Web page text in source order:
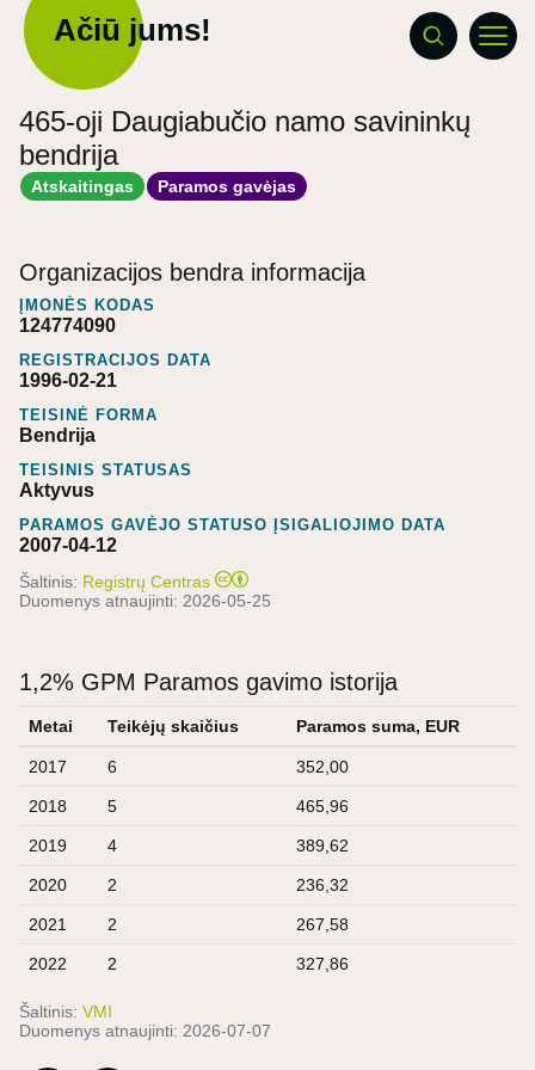
Ačiū jums!
465-oji Daugiabučio namo savininkų
bendrija
Atskaitingas Paramos gavėjas
Organizacijos bendra informacija
ĮMONĖS KODAS
124774090
REGISTRACIJOS DATA
1996-02-21
TEISINĖ FORMA
Bendrija
TEISINIS STATUSAS
Aktyvus
PARAMOS GAVĖJO STATUSO ĮSIGALIOJIMO DATA
2007-04-12
Šaltinis: Registrų Centras
Duomenys atnaujinti: 2026-05-25
1,2% GPM Paramos gavimo istorija
Metai Teikėjų skaičius Paramos suma, EUR
2017 6 352,00
2018 5 465,96
2019 4 389,62
2020 2 236,32
2021 2 267,58
2022 2 327,86
Šaltinis: VMI
Duomenys atnaujinti: 2026-07-07